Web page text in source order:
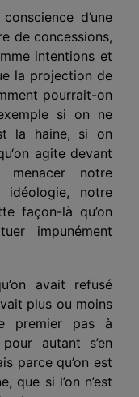
d’une
de concessions,
intentions et
la projection de
pourrait-on
si on ne
la haine, si on
‘on agite devant
menacer notre
idéologie, notre
façon-là qu’on
impunément
avait refusé
plus ou moins
premier pas à
autant s’en
parce qu’on est
que si l’on n’est